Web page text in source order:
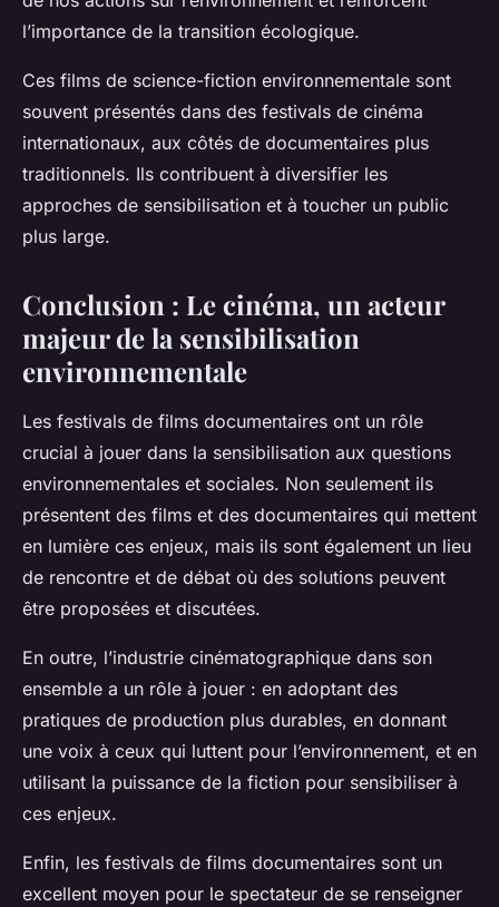
l’importance de la transition écologique.
Ces films de science-fiction environnementale sont
souvent présentés dans des festivals de cinéma
internationaux, aux côtés de documentaires plus
traditionnels. Ils contribuent à diversifier les
approches de sensibilisation et à toucher un public
plus large.
Conclusion : Le cinéma, un acteur
majeur de la sensibilisation
environnementale
Les festivals de films documentaires ont un rôle
crucial à jouer dans la sensibilisation aux questions
environnementales et sociales. Non seulement ils
présentent des films et des documentaires qui mettent
en lumière ces enjeux, mais ils sont également un lieu
de rencontre et de débat où des solutions peuvent
être proposées et discutées.
En outre, l’industrie cinématographique dans son
ensemble a un rôle à jouer : en adoptant des
pratiques de production plus durables, en donnant
une voix à ceux qui luttent pour l’environnement, et en
utilisant la puissance de la fiction pour sensibiliser à
ces enjeux.
Enfin, les festivals de films documentaires sont un
excellent moyen pour le spectateur de se renseigner